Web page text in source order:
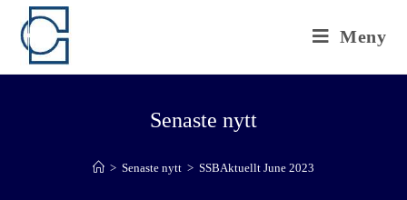
Meny
Senaste nytt
> Senaste nytt > SSBAktuellt June 2023